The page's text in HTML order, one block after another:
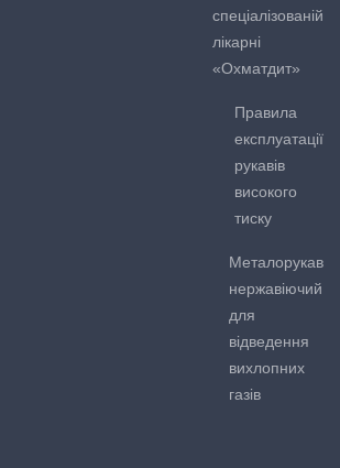
спеціалізованій
лікарні
«Охматдит»
Правила
експлуатації
рукавів
високого
тиску
Металорукав
нержавіючий
для
відведення
вихлопних
газів